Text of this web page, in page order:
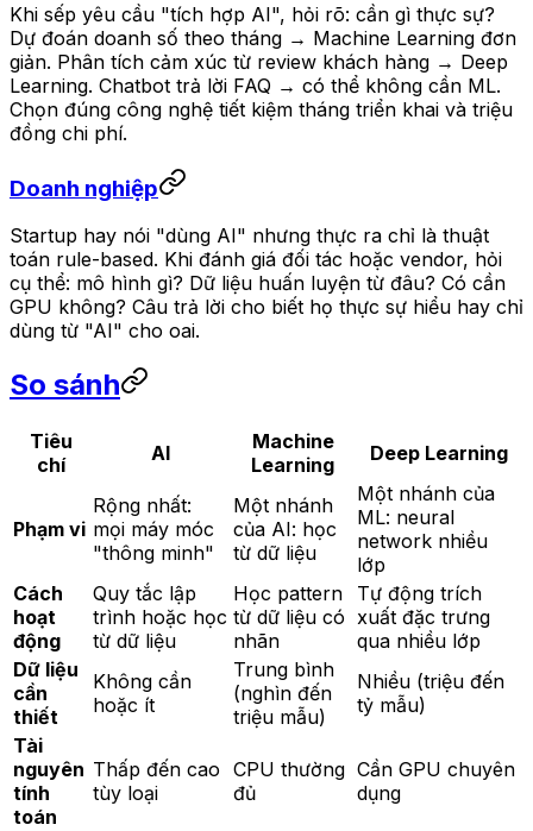
Khi sếp yêu cầu "tích hợp AI", hỏi rõ: cần gì thực sự?
Dự đoán doanh số theo tháng → Machine Learning đơn
giản. Phân tích cảm xúc từ review khách hàng → Deep
Learning. Chatbot trả lời FAQ → có thể không cần ML.
Chọn đúng công nghệ tiết kiệm tháng triển khai và triệu
đồng chi phí.
Doanh nghiệp
Startup hay nói "dùng AI" nhưng thực ra chỉ là thuật
toán rule-based. Khi đánh giá đối tác hoặc vendor, hỏi
cụ thể: mô hình gì? Dữ liệu huấn luyện từ đâu? Có cần
GPU không? Câu trả lời cho biết họ thực sự hiểu hay chỉ
dùng từ "AI" cho oai.
So sánh
Tiêu
chí
AI
Machine
Learning
Deep Learning
Phạm vi
Rộng nhất:
mọi máy móc
"thông minh"
Một nhánh
của AI: học
từ dữ liệu
Một nhánh của
ML: neural
network nhiều
lớp
Cách
hoạt
động
Quy tắc lập
trình hoặc học
từ dữ liệu
Học pattern
từ dữ liệu có
nhãn
Tự động trích
xuất đặc trưng
qua nhiều lớp
Dữ liệu
cần
thiết
Không cần
hoặc ít
Trung bình
(nghìn đến
triệu mẫu)
Nhiều (triệu đến
tỷ mẫu)
Tài
nguyên
tính
toán
Thấp đến cao
tùy loại
CPU thường
đủ
Cần GPU chuyên
dụng